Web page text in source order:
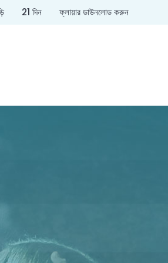
21 দিন ফ্লায়ার ডাউনলোড করুন